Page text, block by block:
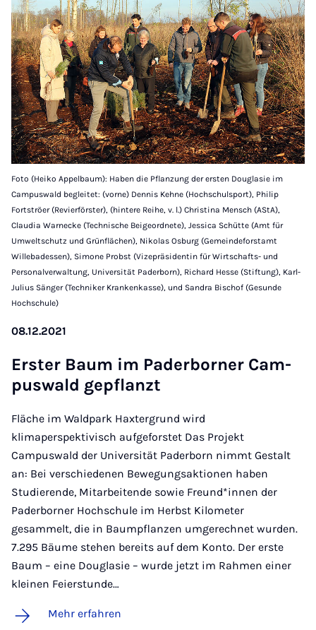
Foto (Heiko Appelbaum): Haben die Pflanzung der ersten Douglasie im
Campuswald begleitet: (vorne) Dennis Kehne (Hochschulsport), Philip
Fortströer (Revierförster), (hintere Reihe, v. l.) Christina Mensch (AStA),
Claudia Warnecke (Technische Beigeordnete), Jessica Schütte (Amt für
Umweltschutz und Grünflächen), Nikolas Osburg (Gemeindeforstamt
Willebadessen), Simone Probst (Vizepräsidentin für Wirtschafts- und
Personalverwaltung, Universität Paderborn), Richard Hesse (Stiftung), Karl-
Julius Sänger (Techniker Krankenkasse), und Sandra Bischof (Gesunde
Hochschule)
08.12.2021
Ers­ter Baum im Pa­der­bor­ner Cam­
pus­wald ge­pflanzt
Fläche im Waldpark Haxtergrund wird
klimaperspektivisch aufgeforstet Das Projekt
Campuswald der Universität Paderborn nimmt Gestalt
an: Bei verschiedenen Bewegungsaktionen haben
Studierende, Mitarbeitende sowie Freund*innen der
Paderborner Hochschule im Herbst Kilometer
gesammelt, die in Baumpflanzen umgerechnet wurden.
7.295 Bäume stehen bereits auf dem Konto. Der erste
Baum – eine Douglasie – wurde jetzt im Rahmen einer
kleinen Feierstunde…
Mehr erfahren